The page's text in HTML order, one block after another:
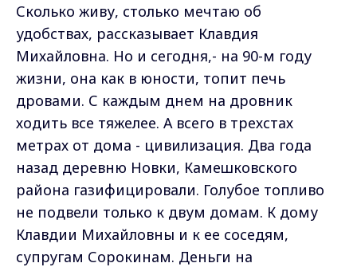
Сколько живу, столько мечтаю об
удобствах, рассказывает Клавдия
Михайловна. Но и сегодня,- на 90-м году
жизни, она как в юности, топит печь
дровами. С каждым днем на дровник
ходить все тяжелее. А всего в трехстах
метрах от дома - цивилизация. Два года
назад деревню Новки, Камешковского
района газифицировали. Голубое топливо
не подвели только к двум домам. К дому
Клавдии Михайловны и к ее соседям,
супругам Сорокинам. Деньги на